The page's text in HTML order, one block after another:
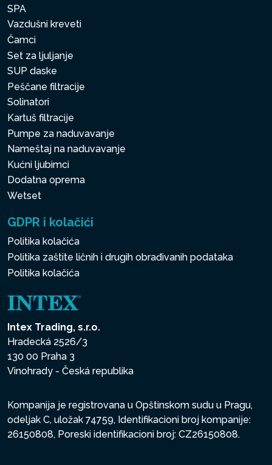
SPA
Vazdušni kreveti
Čamci
Set za ljuljanje
SUP daske
Peščane filtracije
Solinatori
Kartuš filtracije
Pumpe za naduvavanje
Nameštaj na naduvavanje
Kućni ljubimci
Dodatna oprema
Wetset
GDPR i kolačići
Politika kolačića
Politika zaštite ličnih i drugih obrađivanih podataka
Politika kolačića
Intex Trading, s.r.o.
Hradecká 2526/3
130 00 Praha 3
Vinohrady - Česká republika
Kompanija je registrovana u Opštinskom sudu u Pragu,
odeljak C, uložak 74759, Identifikacioni broj kompanije:
26150808, Poreski identifikacioni broj: CZ26150808.